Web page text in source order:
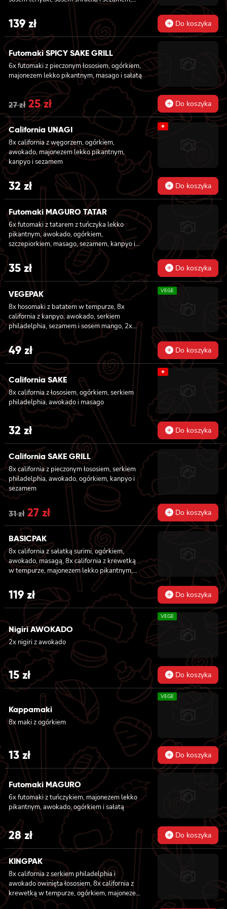
masago owinięta łososiem, tuńczykiem,
węgorzem i krewetką, 8x california z
krewetką w tempurze, majonezem lekko
pikantnym, ogórkiem, sezamem i masago, 6x
futomaki z tuńczykiem, majonezem lekko
pikantnym, awokado, ogórkiem i sałatą, 6x
futomaki z surimi, majonezem lekko
pikantnym, kanpyo i ogórkiem, 6x futomaki z
krewetką w tempurze, ogórkiem, sałatą i
majonezem lekko pikantnym, 8x maki z
surimi
139zł Do koszyka
Futomaki SPICY SAKE GRILL
6x futomaki z pieczonym łososiem, ogórkiem,
majonezem lekko pikantnym, masago i sałatą
27zł Original
price
was:
27 zł.
25zł Current
price
is:
25 zł.
Do koszyka
California UNAGI
8x california z węgorzem, ogórkiem,
awokado, majonezem lekko pikantnym,
kanpyo i sezamem
★
32zł Do koszyka
Futomaki MAGURO TATAR
6x futomaki z tatarem z tuńczyka lekko
pikantnym, awokado, ogórkiem,
szczepiorkiem, masago, sezamem, kanpyo i
sałatą
35zł Do koszyka
VEGEPAK
8x hosomaki z batatem w tempurze, 8x
california z kanpyo, awokado, serkiem
philadelphia, sezamem i sosem mango, 2x
nigiri z awokado i sosem mango
VEGE
49 zł Do koszyka
California SAKE
8x california z łososiem, ogórkiem, serkiem
philadelphia, awokado i masago
★
32 zł Do koszyka
California SAKE GRILL
8x california z pieczonym łososiem, serkiem
philadelphia, awokado, ogórkiem, kanpyo i
sezamem
31zł Original
price
was:
31 zł.
27 zł Current
price
is:
27 zł.
Do koszyka
BASICPAK
8x california z sałatką surimi, ogórkiem,
awokado, masagą, 8x california z krewetką
w tempurze, majonezem lekko pikantnym,
ogórkiem, sezamem i masago, 6x futomaki z
tuńczykiem, majonezem lekko pikantnym,
awokado, ogórkiem i sałatą, 6x futomaki z
pieczonym łososiem, ogórkiem, majonezem
lekko pikantnym, masago i sałatą, 6x
futomaki z krewetką w tempurze, ogórkiem,
sałatą i majonezem lekko pikantnym, 8x maki
z kanpyo
119 zł Do koszyka
Nigiri AWOKADO
2x nigiri z awokado
VEGE
15zł Do koszyka
Kappamaki
8x maki z ogórkiem
VEGE
13zł Do koszyka
Futomaki MAGURO
6x futomaki z tuńczykiem, majonezem lekko
pikantnym, awokado, ogórkiem i sałatą
28zł Do koszyka
KINGPAK
8x california z serkiem philadelphia i
awokado owinięta łososiem, 8x california z
krewetką w tempurze, ogórkiem, majonezem
lekko pikantnym, sezam i masago owinięta